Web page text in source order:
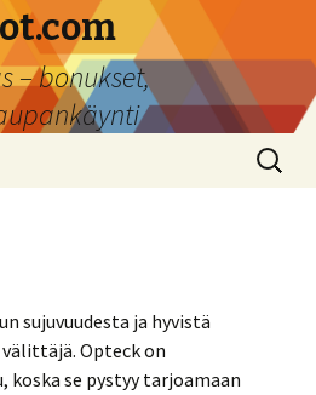
– bonukset,
Haku:
sujuvuudesta ja hyvistä
Opteck on
koska se pystyy tarjoamaan